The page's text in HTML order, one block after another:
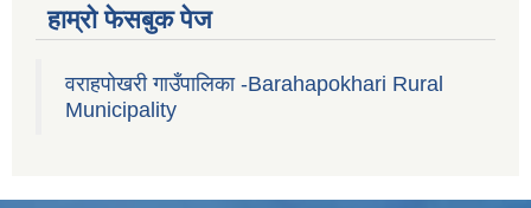
हाम्रो फेसबुक पेज
वराहपोखरी गाउँपालिका -Barahapokhari Rural
Municipality